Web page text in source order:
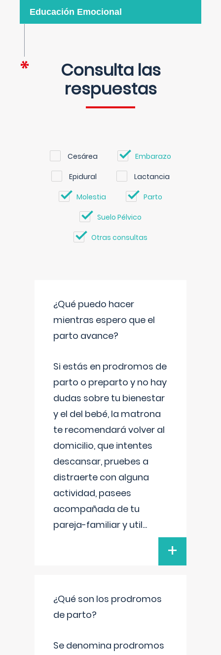
Educación Emocional
Consulta las
respuestas
Cesárea Embarazo
Epidural Lactancia
Molestia Parto
Suelo Pélvico
Otras consultas
¿Qué puedo hacer
mientras espero que el
parto avance?
Si estás en prodromos de
parto o preparto y no hay
dudas sobre tu bienestar
y el del bebé, la matrona
te recomendará volver al
domicilio, que intentes
descansar, pruebes a
distraerte con alguna
actividad, pasees
acompañada de tu
pareja-familiar y util...
+
¿Qué son los prodromos
de parto?
Se denomina prodromos